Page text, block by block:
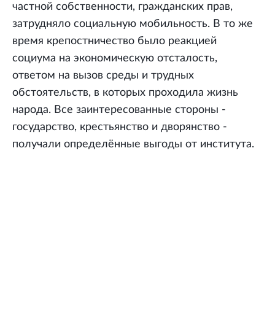
частной собственности, гражданских прав,
затрудняло социальную мобильность. В то же
время крепостничество было реакцией
социума на экономическую отсталость,
ответом на вызов среды и трудных
обстоятельств, в которых проходила жизнь
народа. Все заинтересованные стороны -
государство, крестьянство и дворянство -
получали определённые выгоды от института.